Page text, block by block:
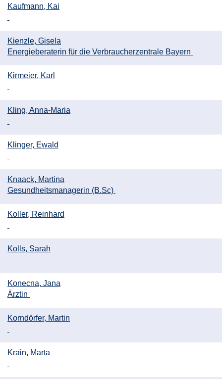
Kaufmann, Kai
Kienzle, Gisela
Energieberaterin für die Verbraucherzentrale Bayern
Kirmeier, Karl
Kling, Anna-Maria
Klinger, Ewald
Knaack, Martina
Gesundheitsmanagerin (B.Sc)
Koller, Reinhard
Kolls, Sarah
Konecna, Jana
Ärztin
Korndörfer, Martin
Krain, Marta